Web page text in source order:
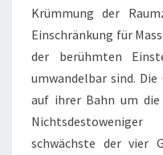
Krümmung der
Einschränkung für
der berühmten
umwandelbar sind.
auf ihrer Bahn um die
schwächste der vier